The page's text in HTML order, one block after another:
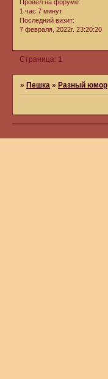
Провел на форуме:
1 час 7 минут
Последний визит:
7 февраля, 2022г. 23:20:20
Страница: 1
»Пешка »Разный юмор